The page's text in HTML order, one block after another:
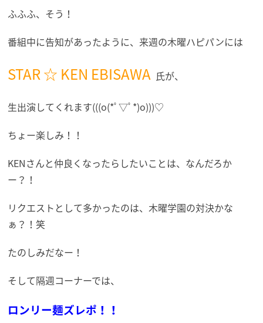
ふふふ、そう！
番組中に告知があったように、来週の木曜ハピパンには
STAR ☆ KEN EBISAWA 氏が、
生出演してくれます(((o(*ﾟ▽ﾟ*)o)))♡
ちょー楽しみ！！
KENさんと仲良くなったらしたいことは、なんだろか
ー？！
リクエストとして多かったのは、木曜学園の対決かな
ぁ？！笑
たのしみだなー！
そして隔週コーナーでは、
ロンリー麺ズレポ！！